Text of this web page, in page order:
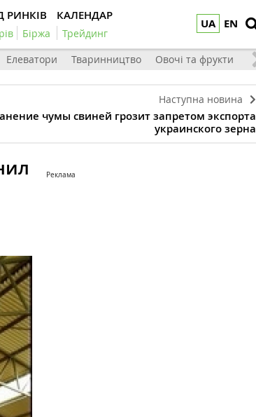
UA EN
РИНКІВ КАЛЕНДАР
Біржа Трейдинг
Елеватори Тваринництво Овочі та фрукти
Наступна новина
чумы свиней грозит запретом экспорта
украинского зерна
Реклама